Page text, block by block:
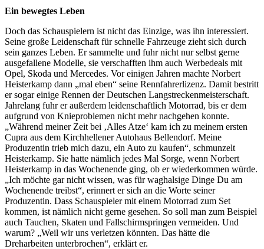
Ein bewegtes Leben
Doch das Schauspielern ist nicht das Einzige, was ihn interessiert.
Seine große Leidenschaft für schnelle Fahrzeuge zieht sich durch
sein ganzes Leben. Er sammelte und fuhr nicht nur selbst gerne
ausgefallene Modelle, sie verschafften ihm auch Werbedeals mit
Opel, Skoda und Mercedes. Vor einigen Jahren machte Norbert
Heisterkamp dann „mal eben“ seine Rennfahrerlizenz. Damit bestritt
er sogar einige Rennen der Deutschen Langstreckenmeisterschaft.
Jahrelang fuhr er außerdem leidenschaftlich Motorrad, bis er dem
aufgrund von Knieproblemen nicht mehr nachgehen konnte.
„Während meiner Zeit bei ‚Alles Atze‘ kam ich zu meinem ersten
Cupra aus dem Kirchhellener Autohaus Bellendorf. Meine
Produzentin trieb mich dazu, ein Auto zu kaufen“, schmunzelt
Heisterkamp. Sie hatte nämlich jedes Mal Sorge, wenn Norbert
Heisterkamp in das Wochenende ging, ob er wiederkommen würde.
„Ich möchte gar nicht wissen, was für waghalsige Dinge Du am
Wochenende treibst“, erinnert er sich an die Worte seiner
Produzentin. Dass Schauspieler mit einem Motorrad zum Set
kommen, ist nämlich nicht gerne gesehen. So soll man zum Beispiel
auch Tauchen, Skaten und Fallschirmspringen vermeiden. Und
warum? „Weil wir uns verletzen könnten. Das hätte die
Dreharbeiten unterbrochen“, erklärt er.